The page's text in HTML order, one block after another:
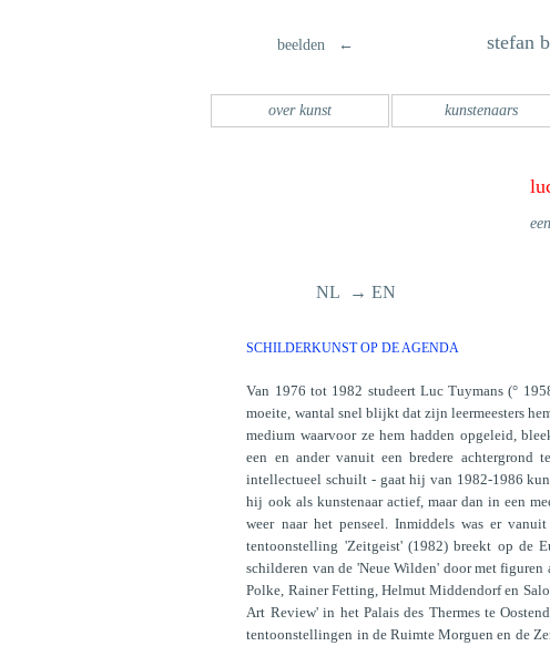
stefan
beelden ←
kunstenaars
over kunst
NL → EN
SCHILDERKUNST OP DE AGENDA
Van 1976 tot 1982 studeert Luc Tuymans (°
moeite, wantal snel blijkt dat zijn leermeesters
medium waarvoor ze hem hadden opgeleid,
een en ander vanuit een bredere
intellectueel schuilt - gaat hij van 1982-1986
hij ook als kunstenaar actief, maar dan in een
weer naar het penseel. Inmiddels was er
tentoonstelling 'Zeitgeist' (1982) breekt op de
schilderen van de 'Neue Wilden' door met
Polke, Rainer Fetting, Helmut Middendorf en
Art Review' in het Palais des Thermes te
tentoonstellingen in de Ruimte Morguen en de